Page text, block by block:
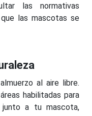
las normativas
las mascotas se
al aire libre.
habilitadas para
junto a tu mascota,